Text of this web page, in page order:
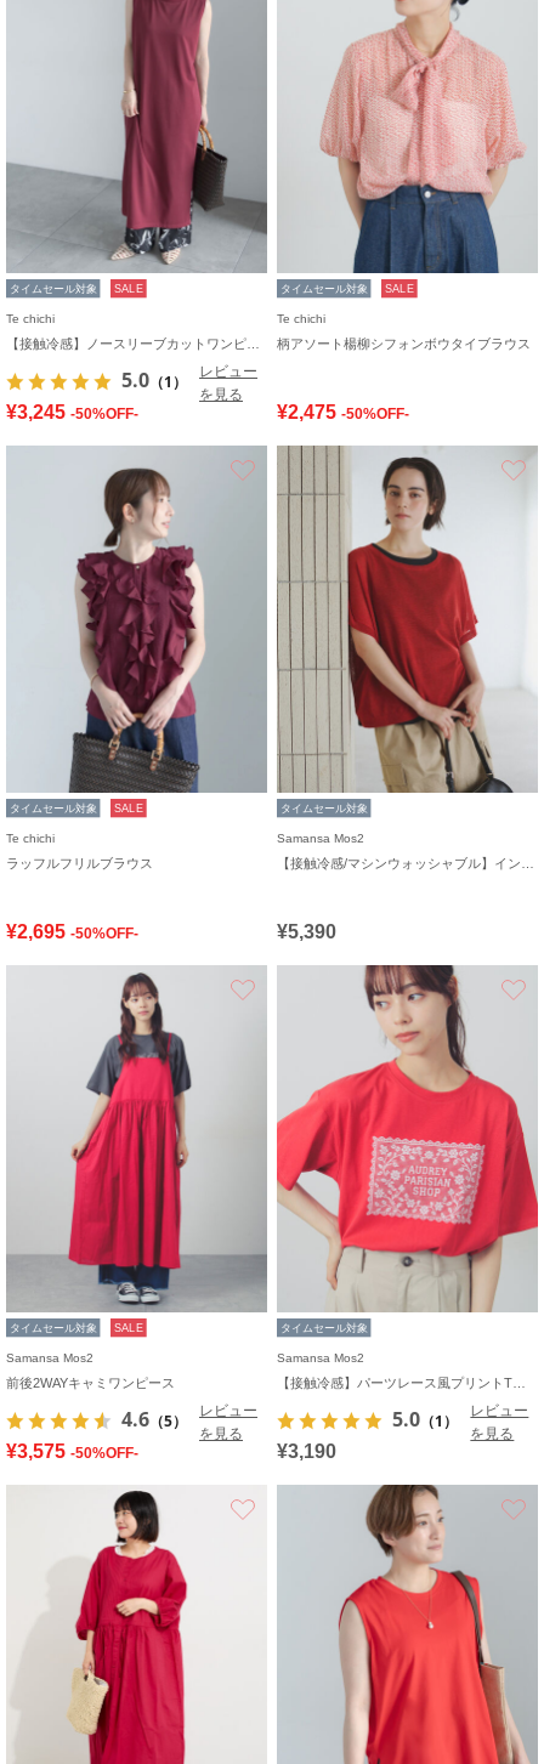
タイムセール対象 SALE
Te chichi
5.0 （1）
レビュー
を見る
¥3,245 -50%OFF-
タイムセール対象 SALE
Te chichi
柄アソート楊柳シフォンボウタイブラウス
¥2,475 -50%OFF-
お気に入り
タイムセール対象 SALE
Te chichi
ラッフルフリルブラウス
¥2,695 -50%OFF-
タイムセール対象
Samansa Mos2
¥5,390
タイムセール対象 SALE
Samansa Mos2
前後2WAYキャミワンピース
4.6 （5）
レビュー
を見る
¥3,575 -50%OFF-
タイムセール対象
Samansa Mos2
5.0 （1）
レビュー
を見る
¥3,190